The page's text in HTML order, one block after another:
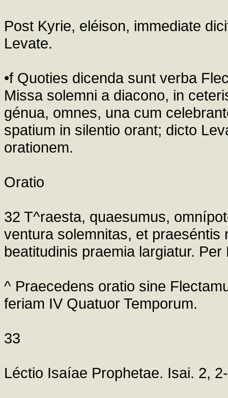
Post Kyrie, eléison, immediate
Levate.
•f Quoties dicenda sunt verba
Missa solemni a diacono, in
génua, omnes, una cum
spatium in silentio orant; dicto
orationem.
Oratio
32 T^raesta, quaesumus,
ventura solemnitas, et
beatitudinis praemia largiatur. Per
^ Praecedens oratio sine
feriam IV Quatuor Temporum.
33
Léctio Isaíae Prophetae. Isai. 2,